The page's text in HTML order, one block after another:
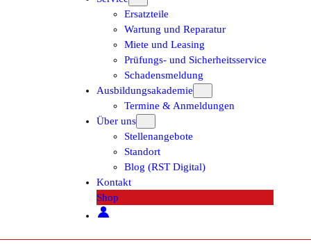
Ersatzteile
Wartung und Reparatur
Miete und Leasing
Prüfungs- und Sicherheitsservice
Schadensmeldung
Ausbildungsakademie
Termine & Anmeldungen
Über uns
Stellenangebote
Standort
Blog (RST Digital)
Kontakt
Shop